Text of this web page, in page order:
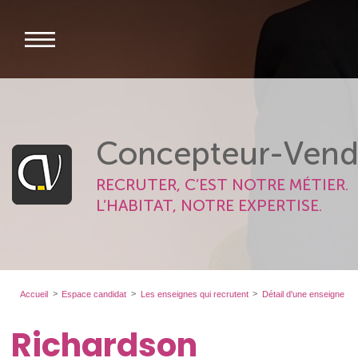
Concepteur-
RECRUTER, C’EST NOTRE MÉTIER.
L’HABITAT, NOTRE EXPERTISE.
Accueil Espace candidat Les enseignes qui recrutent Détail d'une enseigne
Richardson